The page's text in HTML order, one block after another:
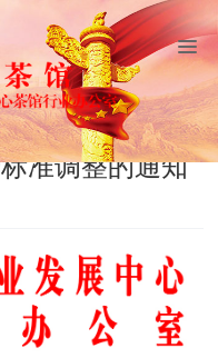
准调整的通知